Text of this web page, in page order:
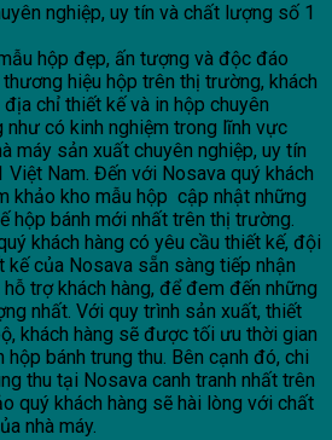
nghiệp, uy tín và chất lượng số 1
hộp đẹp, ấn tượng và độc đáo
hiệu hộp trên thị trường, khách
chỉ thiết kế và in hộp chuyên
như có kinh nghiệm trong lĩnh vực
máy sản xuất chuyên nghiệp, uy tín
Nam. Đến với Nosava quý khách
khảo kho mẫu hộp cập nhật những
hộp bánh mới nhất trên thị trường.
khách hàng có yêu cầu thiết kế, đội
kế của Nosava sẵn sàng tiếp nhận
trợ khách hàng, để đem đến những
nhất. Với quy trình sản xuất, thiết
khách hàng sẽ được tối ưu thời gian
bánh trung thu. Bên cạnh đó, chi
thu tại Nosava canh tranh nhất trên
quý khách hàng sẽ hài lòng với chất
nhà máy.